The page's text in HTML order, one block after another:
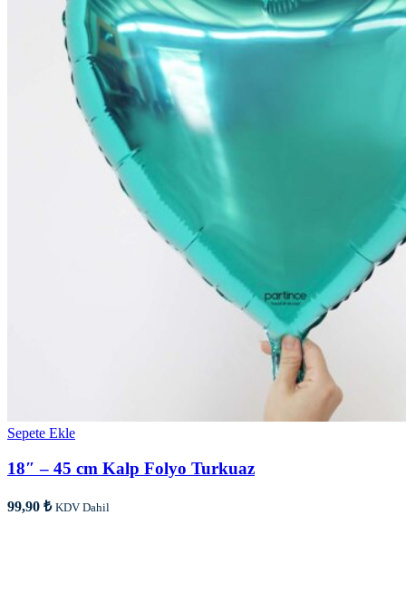
Sepete Ekle
18″ – 45 cm Kalp Folyo Turkuaz
99,90 ₺ KDV Dahil